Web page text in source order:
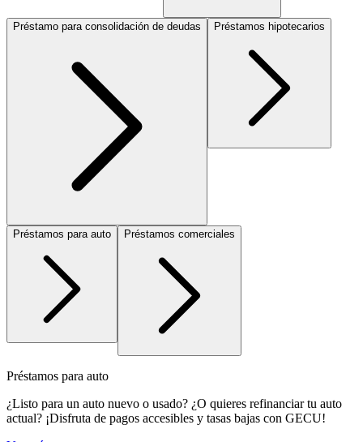
Préstamo para consolidación de deudas Préstamos hipotecarios
Préstamos para auto Préstamos comerciales
Préstamos para auto
¿Listo para un auto nuevo o usado? ¿O quieres refinanciar tu auto
actual? ¡Disfruta de pagos accesibles y tasas bajas con GECU!